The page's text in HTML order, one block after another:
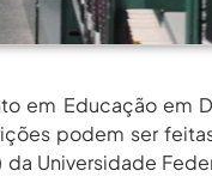
em Educação em
podem ser
Universidade